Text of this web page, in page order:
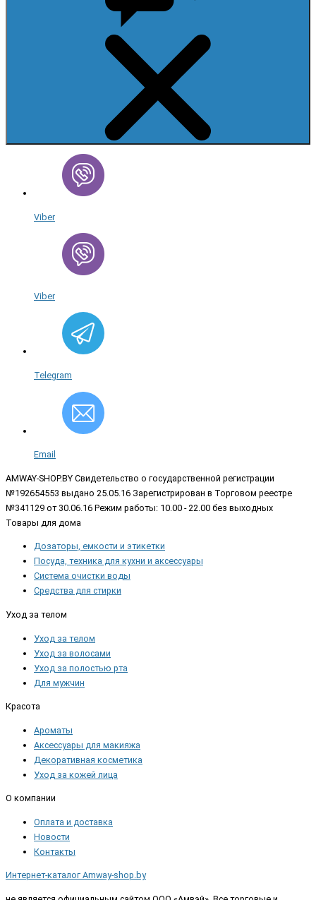
Viber
Viber
Telegram
Email
AMWAY-SHOP.BY Свидетельство о государственной регистрации
№192654553 выдано 25.05.16 Зарегистрирован в Торговом реестре
№341129 от 30.06.16 Режим работы: 10.00 - 22.00 без выходных
Товары для дома
Дозаторы, емкости и этикетки
Посуда, техника для кухни и аксессуары
Система очистки воды
Средства для стирки
Уход за телом
Уход за телом
Уход за волосами
Уход за полостью рта
Для мужчин
Красота
Ароматы
Аксессуары для макияжа
Декоративная косметика
Уход за кожей лица
О компании
Оплата и доставка
Новости
Контакты
Интернет-каталог Amway-shop.by